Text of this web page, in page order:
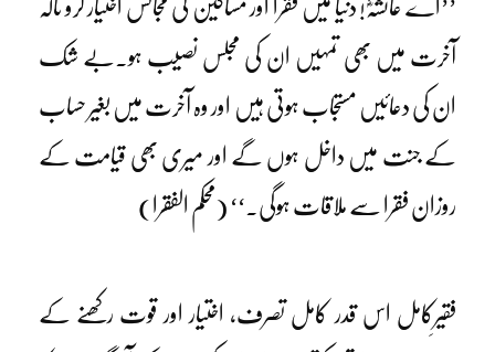
’’اے عائشہؓ! دنیا میں فقرا اور مساکین کی مجالس اختیار کرو تاکہ
آخرت میں بھی تمہیں ان کی مجلس نصیب ہو۔بے شک
ان کی دعائیں مستجاب ہوتی ہیں اور وہ آخرت میں بغیر حساب
کے جنت میں داخل ہوں گے اور میری بھی قیامت کے
روزان فقرا سے ملاقات ہوگی۔‘‘ (محکم الفقرا)
فقیرِکامل اس قدر کامل تصرف، اختیار اور قوت رکھنے کے